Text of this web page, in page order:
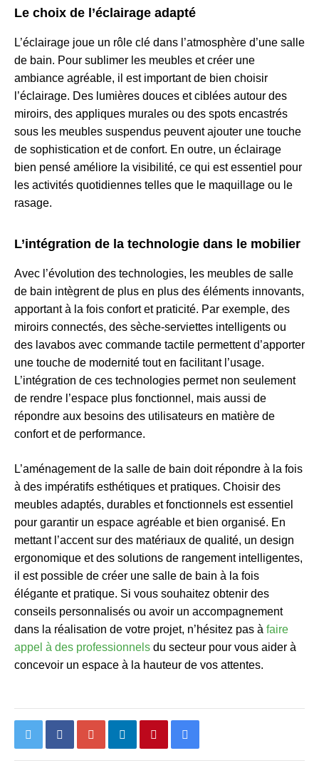
Le choix de l’éclairage adapté
L’éclairage joue un rôle clé dans l’atmosphère d’une salle
de bain. Pour sublimer les meubles et créer une
ambiance agréable, il est important de bien choisir
l’éclairage. Des lumières douces et ciblées autour des
miroirs, des appliques murales ou des spots encastrés
sous les meubles suspendus peuvent ajouter une touche
de sophistication et de confort. En outre, un éclairage
bien pensé améliore la visibilité, ce qui est essentiel pour
les activités quotidiennes telles que le maquillage ou le
rasage.
L’intégration de la technologie dans le mobilier
Avec l’évolution des technologies, les meubles de salle
de bain intègrent de plus en plus des éléments innovants,
apportant à la fois confort et praticité. Par exemple, des
miroirs connectés, des sèche-serviettes intelligents ou
des lavabos avec commande tactile permettent d’apporter
une touche de modernité tout en facilitant l’usage.
L’intégration de ces technologies permet non seulement
de rendre l’espace plus fonctionnel, mais aussi de
répondre aux besoins des utilisateurs en matière de
confort et de performance.
L’aménagement de la salle de bain doit répondre à la fois
à des impératifs esthétiques et pratiques. Choisir des
meubles adaptés, durables et fonctionnels est essentiel
pour garantir un espace agréable et bien organisé. En
mettant l’accent sur des matériaux de qualité, un design
ergonomique et des solutions de rangement intelligentes,
il est possible de créer une salle de bain à la fois
élégante et pratique. Si vous souhaitez obtenir des
conseils personnalisés ou avoir un accompagnement
dans la réalisation de votre projet, n’hésitez pas à faire
appel à des professionnels du secteur pour vous aider à
concevoir un espace à la hauteur de vos attentes.